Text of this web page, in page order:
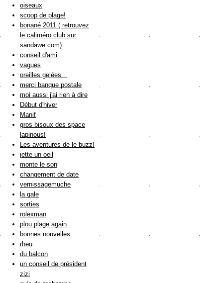
oiseaux
scoop de plage!
bonané 2011 ( retrouvez
le caliméro club sur
sandawe.com)
conseil d'ami
vagues
oreilles gelées...
merci banque postale
moi aussi j'ai rien à dire
Début d'hiver
Manif
gros bisoux des space
lapinous!
Les aventures de le buzz!
jette un oeil
monte le son
changement de date
vernissagemuche
la gale
sorties
rolexman
plou plage again
bonnes nouvelles
rheu
du balcon
un conseil de président
zizi